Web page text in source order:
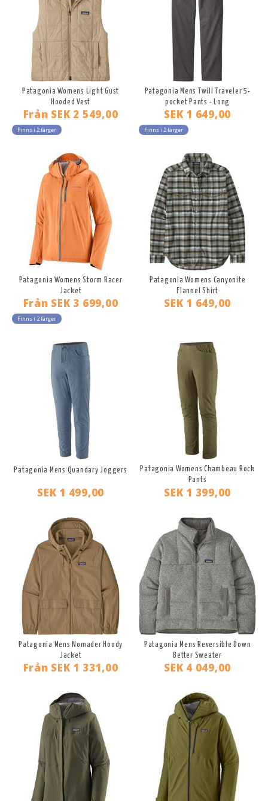
Patagonia Womens Light Gust
Hooded Vest
Från SEK 2 549,00
Finns i 2 färger
Patagonia Mens Twill Traveler 5-
pocket Pants - Long
SEK 1 649,00
Finns i 2 färger
Patagonia Womens Storm Racer
Jacket
Från SEK 3 699,00
Finns i 2 färger
Patagonia Womens Canyonite
Flannel Shirt
SEK 1 649,00
Patagonia Mens Quandary Joggers
SEK 1 499,00
Patagonia Womens Chambeau Rock
Pants
SEK 1 399,00
Patagonia Mens Nomader Hoody
Jacket
Från SEK 1 331,00
Patagonia Mens Reversible Down
Better Sweater
SEK 4 049,00